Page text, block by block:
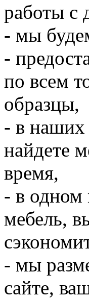
работы с
- мы
-
по всем
образцы,
- в наших
найдете
время,
- в одном
мебель,
- мы
сайте,